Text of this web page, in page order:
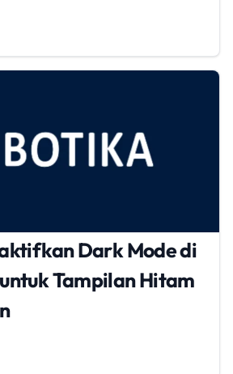
Dark Mode di
Tampilan Hitam